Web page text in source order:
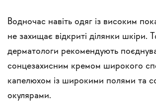
Водночас навіть одяг із високим
не захищає відкриті ділянки шкіри.
дерматологи рекомендують
сонцезахисним кремом широкого
капелюхом із широкими полями та
окулярами.